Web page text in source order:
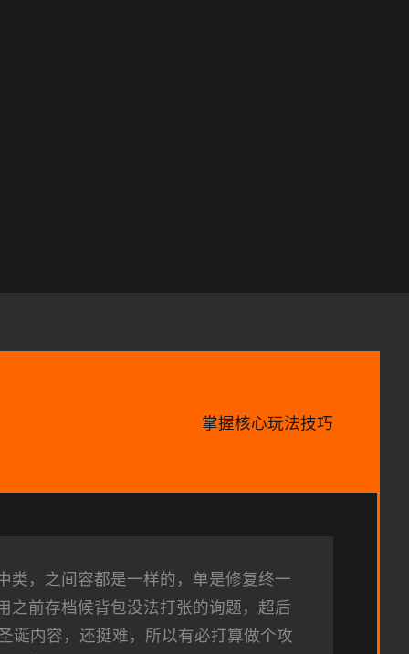
掌握核心玩法技巧
类，之间容都是一样的，单是修复终一
之前存档候背包没法打张的询题，超后
诞内容，还挺难，所以有必打算做个攻